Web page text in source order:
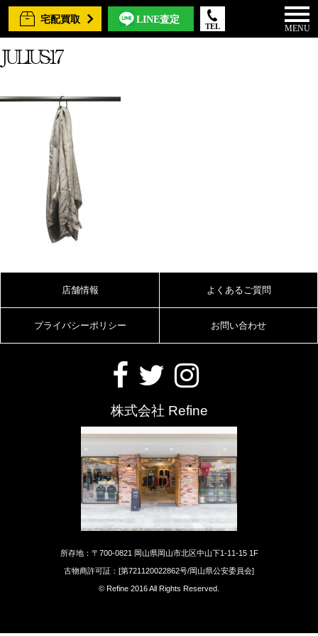
宅配買取 LINE査定
TEL MENU
JULIUS-17
店舗情報 よくあるご質問
プライバシーポリシー お問い合わせ
株式会社 Refine
所存地：〒700-0821 岡山県岡山市北区中山下1-11-15 1F
古物商許可証：[第721120022862号/岡山県公安委員会]
© Refine 2016 All Rights Reserved.